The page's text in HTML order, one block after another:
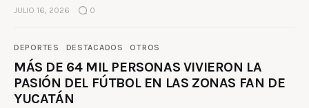
JULIO 16, 2026 0
DEPORTES DESTACADOS OTROS
MÁS DE 64 MIL PERSONAS VIVIERON LA
PASIÓN DEL FÚTBOL EN LAS ZONAS FAN DE
YUCATÁN